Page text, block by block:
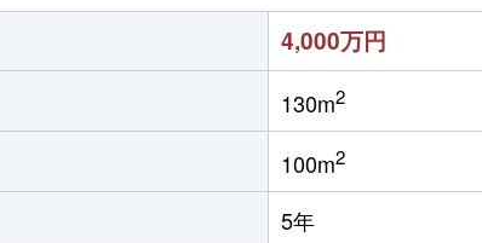
4,000万円
130m2
100m2
5年